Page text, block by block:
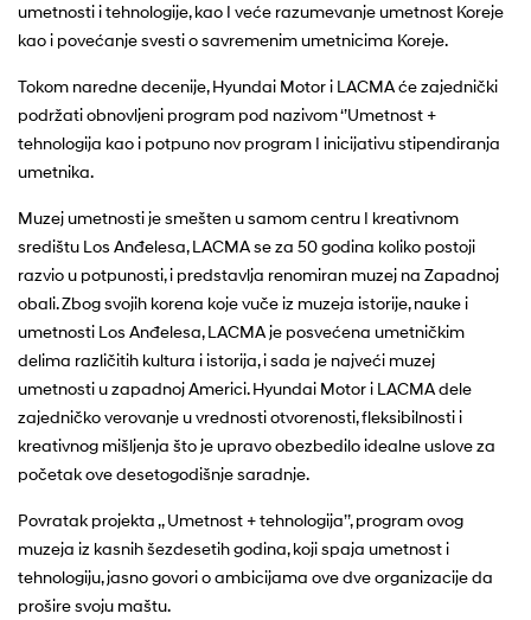
umetnosti i tehnologije, kao I veće razumevanje umetnost Koreje
kao i povećanje svesti o savremenim umetnicima Koreje.
Tokom naredne decenije, Hyundai Motor i LACMA će zajednički
podržati obnovljeni program pod nazivom ‘’Umetnost +
tehnologija kao i potpuno nov program I inicijativu stipendiranja
umetnika.
Muzej umetnosti je smešten u samom centru I kreativnom
središtu Los Anđelesa, LACMA se za 50 godina koliko postoji
razvio u potpunosti, i predstavlja renomiran muzej na Zapadnoj
obali. Zbog svojih korena koje vuče iz muzeja istorije, nauke i
umetnosti Los Anđelesa, LACMA je posvećena umetničkim
delima različitih kultura i istorija, i sada je najveći muzej
umetnosti u zapadnoj Americi. Hyundai Motor i LACMA dele
zajedničko verovanje u vrednosti otvorenosti, fleksibilnosti i
kreativnog mišljenja što je upravo obezbedilo idealne uslove za
početak ove desetogodišnje saradnje.
Povratak projekta ,, Umetnost + tehnologija’’, program ovog
muzeja iz kasnih šezdesetih godina, koji spaja umetnost i
tehnologiju, jasno govori o ambicijama ove dve organizacije da
prošire svoju maštu.